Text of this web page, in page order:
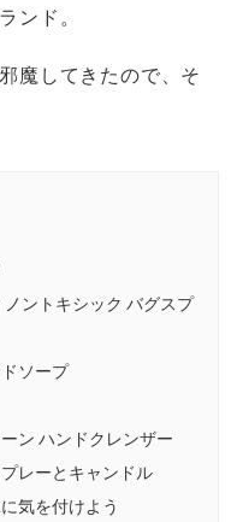
ンド。
魔してきたので、そ
ントキシック バグスプ
ソープ
ン ハンドクレンザー
レーとキャンドル
気を付けよう